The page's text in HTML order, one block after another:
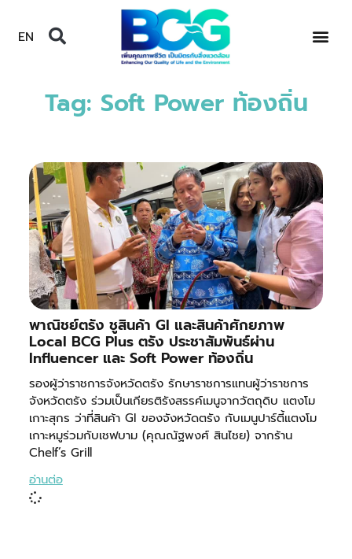
EN
Tag: Soft Power ท้องถิ่น
พาณิชย์ตรัง ชูสินค้า GI และสินค้าศักยภาพ
Local BCG Plus ตรัง ประชาสัมพันธ์ผ่าน
Influencer และ Soft Power ท้องถิ่น
รองผู้ว่าราชการจังหวัดตรัง รักษาราชการแทนผู้ว่าราชการ
จังหวัดตรัง ร่วมเป็นเกียรติรังสรรค์เมนูจากวัตถุดิบ แตงโม
เกาะสุกร ว่าที่สินค้า GI ของจังหวัดตรัง กับเมนูปาร์ตี้แตงโม
เกาะหมูร่วมกับเชฟบาม (คุณณัฐพงศ์ สินไชย) จากร้าน
Chelf’s Grill
อ่านต่อ